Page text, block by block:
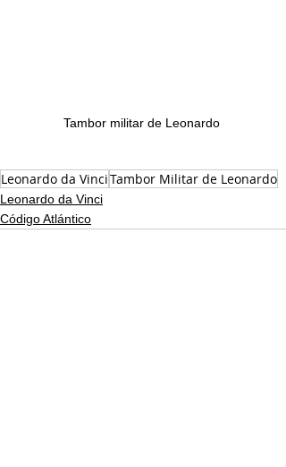
Tambor militar de Leonardo
Leonardo da VinciTambor Militar de Leonardo
Leonardo da Vinci
Código Atlántico